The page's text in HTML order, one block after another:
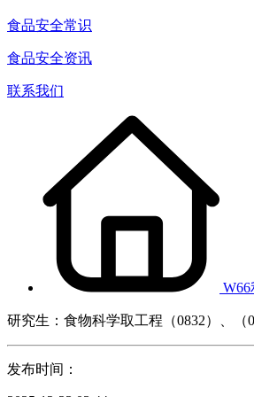
食品安全常识
食品安全资讯
联系我们
W66
研究生：食物科学取工程（0832）、（
发布时间：